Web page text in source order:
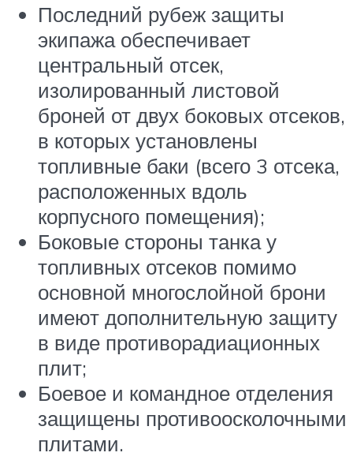
Последний рубеж защиты
экипажа обеспечивает
центральный отсек,
изолированный листовой
броней от двух боковых отсеков,
в которых установлены
топливные баки (всего 3 отсека,
расположенных вдоль
корпусного помещения);
Боковые стороны танка у
топливных отсеков помимо
основной многослойной брони
имеют дополнительную защиту
в виде противорадиационных
плит;
Боевое и командное отделения
защищены противоосколочными
плитами.